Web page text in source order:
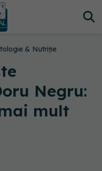
& Nutriție
Negru:
mult